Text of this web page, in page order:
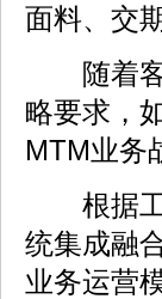
面料、交
随着客
略要求，
MTM业务
根据工
统集成融
业务运营